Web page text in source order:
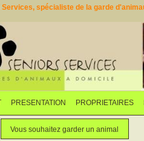
spécialiste de la garde
PRESENTATION PROPRIETAIRES
Faites garder votre
Vous souhaitez garder un animal